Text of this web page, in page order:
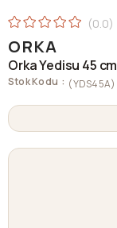
0.0
ORKA
Orka Yedisu 45
Stok Kodu (YDS45A)